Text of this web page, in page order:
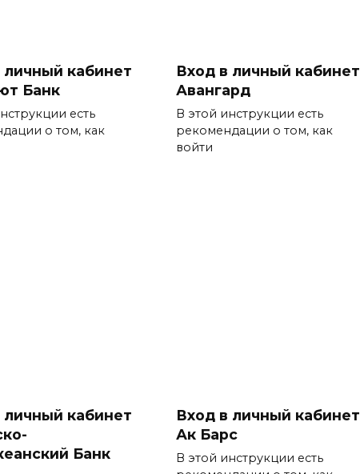
личный кабинет
Банк
есть
о том, как
Вход в личный кабинет
Авангард
В этой инструкции есть
рекомендации о том, как
войти
личный кабинет
Банк
Вход в личный кабинет
Ак Барс
В этой инструкции есть